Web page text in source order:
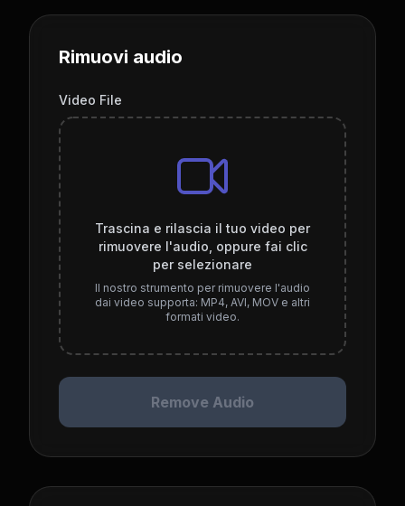
Rimuovi audio
Video File
Trascina e rilascia il tuo video per
rimuovere l'audio, oppure fai clic
per selezionare
Il nostro strumento per rimuovere l'audio
dai video supporta: MP4, AVI, MOV e altri
formati video.
Remove Audio